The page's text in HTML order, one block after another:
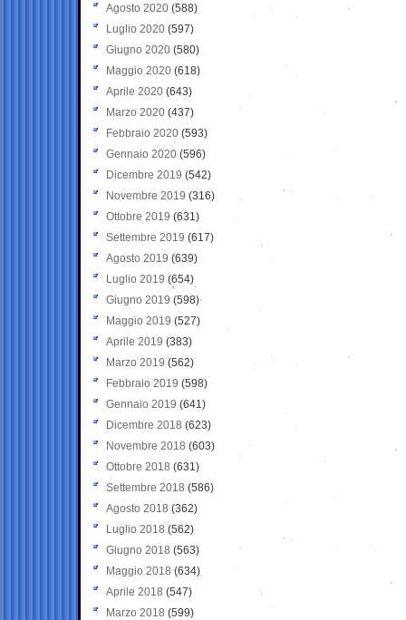
Agosto 2020 (588)
Luglio 2020 (597)
Giugno 2020 (580)
Maggio 2020 (618)
Aprile 2020 (643)
Marzo 2020 (437)
Febbraio 2020 (593)
Gennaio 2020 (596)
Dicembre 2019 (542)
Novembre 2019 (316)
Ottobre 2019 (631)
Settembre 2019 (617)
Agosto 2019 (639)
Luglio 2019 (654)
Giugno 2019 (598)
Maggio 2019 (527)
Aprile 2019 (383)
Marzo 2019 (562)
Febbraio 2019 (598)
Gennaio 2019 (641)
Dicembre 2018 (623)
Novembre 2018 (603)
Ottobre 2018 (631)
Settembre 2018 (586)
Agosto 2018 (362)
Luglio 2018 (562)
Giugno 2018 (563)
Maggio 2018 (634)
Aprile 2018 (547)
Marzo 2018 (599)